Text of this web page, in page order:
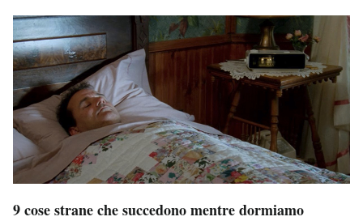
9 cose strane che succedono mentre dormiamo